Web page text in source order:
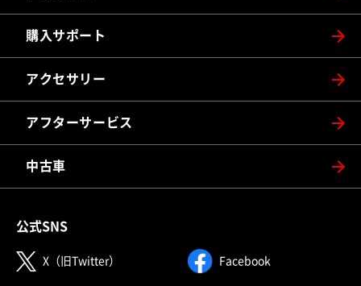
購入サポート
アクセサリー
アフターサービス
中古車
公式SNS
X（旧Twitter） （別ウィンドウで開く）Facebook（別ウィンドウ